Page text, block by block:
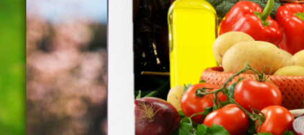
zum
liefern,
handeln,
anbauen